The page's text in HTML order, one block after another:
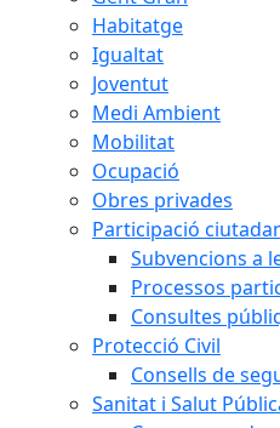
Habitatge
Igualtat
Joventut
Medi Ambient
Mobilitat
Ocupació
Obres privades
Participació
Subvencions a
Processos
Consultes
Protecció Civil
Consells de
Sanitat i Salut